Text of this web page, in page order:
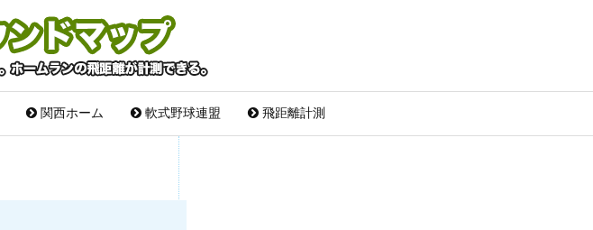
関西ホーム 軟式野球連盟 飛距離計測